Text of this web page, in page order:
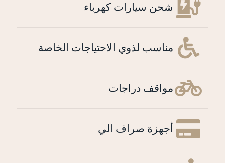
شحن سيارات كهرباء
مناسب لذوي الاحتياجات الخاصة
مواقف دراجات
أجهزة صراف الي